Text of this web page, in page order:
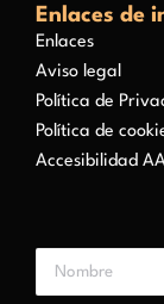
Enlaces de
Enlaces
Aviso legal
Política de
Política de
Accesibilidad